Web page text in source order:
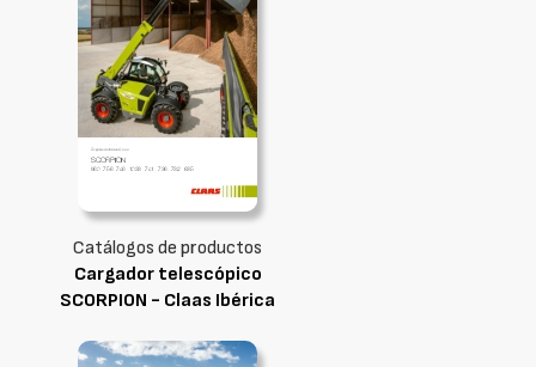
Catálogos de productos
Cargador telescópico
SCORPION - Claas Ibérica